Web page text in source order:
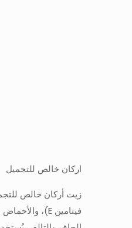
اركان خالص للتجميل
زيت أركان خالص
فيتامين